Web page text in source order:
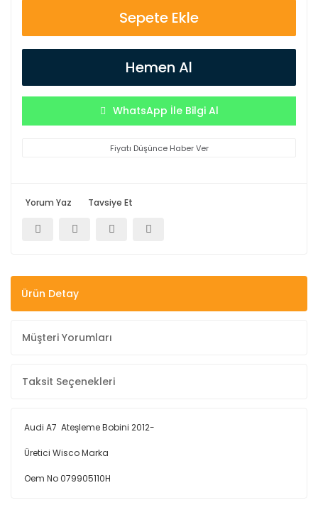
Sepete Ekle
Hemen Al
WhatsApp İle Bilgi Al
Fiyatı Düşünce Haber Ver
Yorum Yaz Tavsiye Et
Ürün Detay
Müşteri Yorumları
Taksit Seçenekleri
Audi A7 Ateşleme Bobini 2012-
Üretici Wisco Marka
Oem No 079905110H